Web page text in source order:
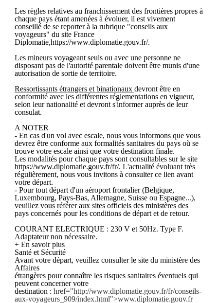
Les règles relatives au franchissement des frontières propres à
chaque pays étant amenées à évoluer, il est vivement
conseillé de se reporter à la rubrique "conseils aux
voyageurs" du site France
Diplomatie,https://www.diplomatie.gouv.fr/.
Les mineurs voyageant seuls ou avec une personne ne
disposant pas de l'autorité parentale doivent être munis d'une
autorisation de sortie de territoire.
Ressortissants étrangers et binationaux devront être en
conformité avec les différentes réglementations en vigueur,
selon leur nationalité et devront s'informer auprès de leur
consulat.
A NOTER
- En cas d'un vol avec escale, nous vous informons que vous
devrez être conforme aux formalités sanitaires du pays où se
trouve votre escale ainsi que votre destination finale.
Les modalités pour chaque pays sont consultables sur le site
https://www.diplomatie.gouv.fr/fr/. L'actualité évoluant très
régulièrement, nous vous invitons à consulter ce lien avant
votre départ.
- Pour tout départ d'un aéroport frontalier (Belgique,
Luxembourg, Pays-Bas, Allemagne, Suisse ou Espagne...),
veuillez vous référer aux sites officiels des ministères des
pays concernés pour les conditions de départ et de retour.
COURANT ELECTRIQUE : 230 V et 50Hz. Type F.
Adaptateur non nécessaire.
+ En savoir plus
Santé et Sécurité
Avant votre départ, veuillez consulter le site du ministère des
Affaires
étrangères pour connaître les risques sanitaires éventuels qui
peuvent concerner votre
destination : href="http://www.diplomatie.gouv.fr/fr/conseils-
aux-voyageurs_909/index.html">www.diplomatie.gouv.fr